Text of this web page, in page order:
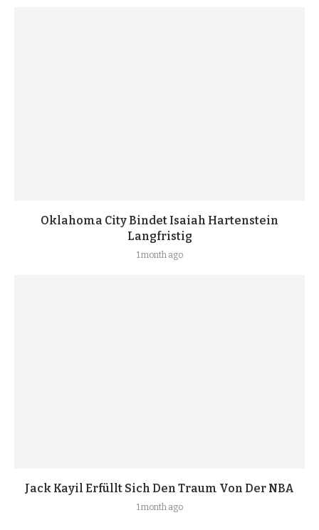
Oklahoma City Bindet Isaiah Hartenstein
Langfristig
1 month ago
Jack Kayil Erfüllt Sich Den Traum Von Der NBA
1 month ago